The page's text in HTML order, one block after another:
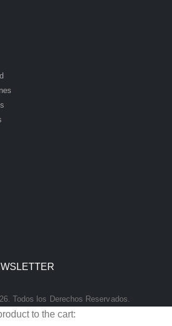
Todos los Derechos Reservados.
to the cart: